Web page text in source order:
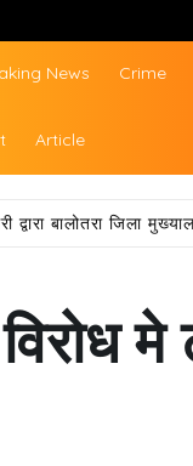
News Crime
Article
द्वारा बालोतरा जिला